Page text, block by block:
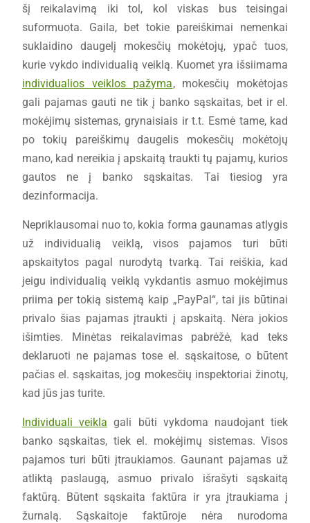
šį reikalavimą iki tol, kol viskas bus teisingai
suformuota. Gaila, bet tokie pareiškimai nemenkai
suklaidino daugelį mokesčių mokėtojų, ypač tuos,
kurie vykdo individualią veiklą. Kuomet yra išsiimama
individualios veiklos pažyma, mokesčių mokėtojas
gali pajamas gauti ne tik į banko sąskaitas, bet ir el.
mokėjimų sistemas, grynaisiais ir t.t. Esmė tame, kad
po tokių pareiškimų daugelis mokesčių mokėtojų
mano, kad nereikia į apskaitą traukti tų pajamų, kurios
gautos ne į banko sąskaitas. Tai tiesiog yra
dezinformacija.
Nepriklausomai nuo to, kokia forma gaunamas atlygis
už individualią veiklą, visos pajamos turi būti
apskaitytos pagal nurodytą tvarką. Tai reiškia, kad
jeigu individualią veiklą vykdantis asmuo mokėjimus
priima per tokią sistemą kaip „PayPal“, tai jis būtinai
privalo šias pajamas įtraukti į apskaitą. Nėra jokios
išimties. Minėtas reikalavimas pabrėžė, kad teks
deklaruoti ne pajamas tose el. sąskaitose, o būtent
pačias el. sąskaitas, jog mokesčių inspektoriai žinotų,
kad jūs jas turite.
Individuali veikla gali būti vykdoma naudojant tiek
banko sąskaitas, tiek el. mokėjimų sistemas. Visos
pajamos turi būti įtraukiamos. Gaunant pajamas už
atliktą paslaugą, asmuo privalo išrašyti sąskaitą
faktūrą. Būtent sąskaita faktūra ir yra įtraukiama į
žurnalą. Sąskaitoje faktūroje nėra nurodoma